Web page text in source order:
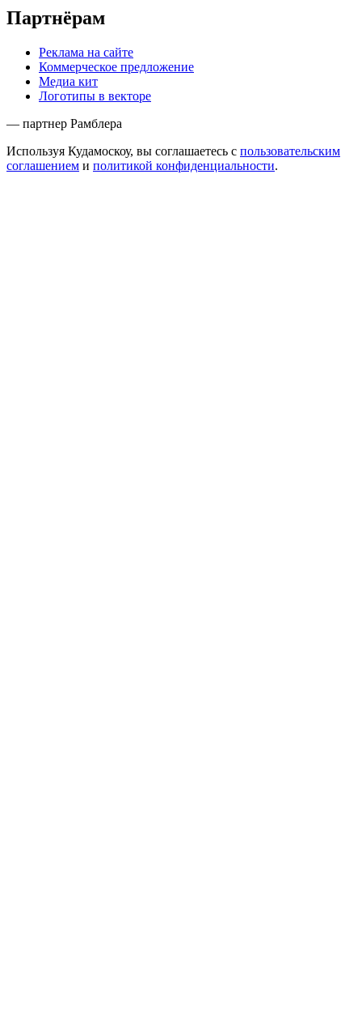
Партнёрам
Реклама на сайте
Коммерческое предложение
Медиа кит
Логотипы в векторе
— партнер Рамблера
Используя Кудамоскоу, вы соглашаетесь с пользовательским
соглашением и политикой конфиденциальности.